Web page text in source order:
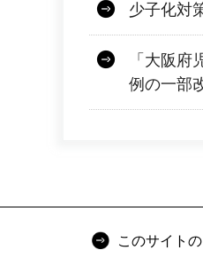
少子化対
「大阪
例の一部
このサイト